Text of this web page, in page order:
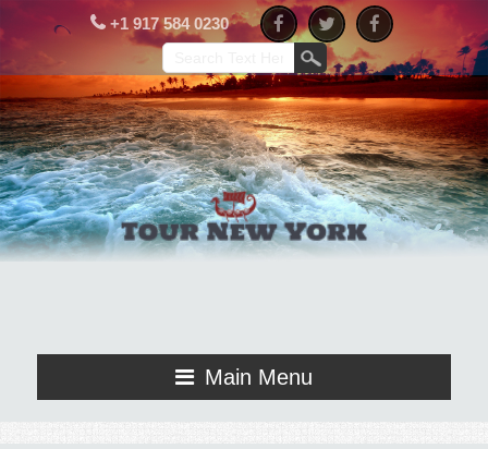
+1 917 584 0230
Main Menu